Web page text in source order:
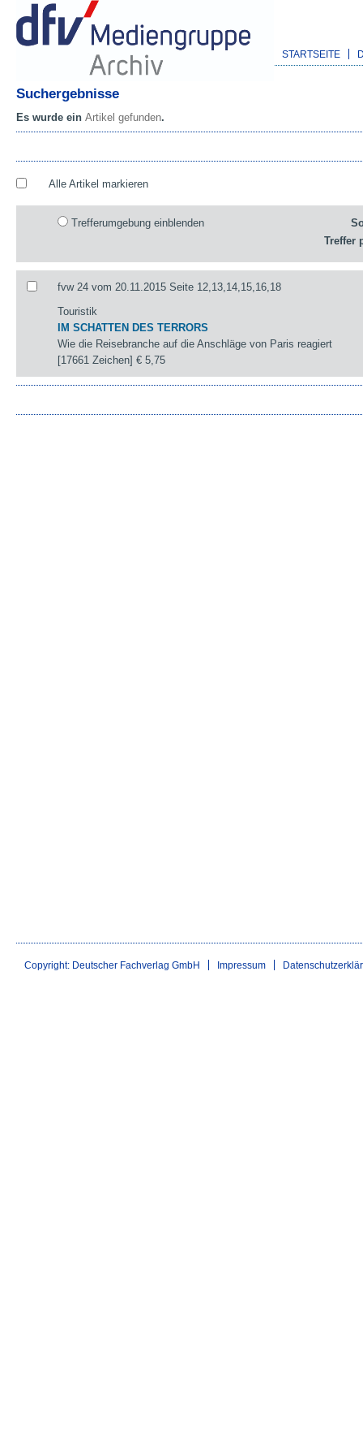
STARTSEITE
Suchergebnisse
Es wurde ein Artikel gefunden.
Alle Artikel markieren
Trefferumgebung einblenden
Treffer
fvw 24 vom 20.11.2015 Seite 12,13,14,15,16,18
Touristik
IM SCHATTEN DES TERRORS
Wie die Reisebranche auf die Anschläge von Paris reagiert
[17661 Zeichen]€ 5,75
Copyright: Deutscher Fachverlag GmbH Impressum